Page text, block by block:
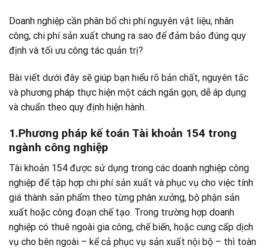
Doanh nghiệp cần phân bổ chi phí nguyên vật liệu, nhân
công, chi phí sản xuất chung ra sao để đảm bảo đúng quy
định và tối ưu công tác quản trị?
Bài viết dưới đây sẽ giúp bạn hiểu rõ bản chất, nguyên tắc
và phương pháp thực hiện một cách ngắn gọn, dễ áp dụng
và chuẩn theo quy định hiện hành.
1.Phương pháp kế toán Tài khoản 154 trong
ngành công nghiệp
Tài khoản 154 được sử dụng trong các doanh nghiệp công
nghiệp để tập hợp chi phí sản xuất và phục vụ cho việc tính
giá thành sản phẩm theo từng phân xưởng, bộ phận sản
xuất hoặc công đoạn chế tạo. Trong trường hợp doanh
nghiệp có thuê ngoài gia công, chế biến, hoặc cung cấp dịch
vụ cho bên ngoài – kể cả phục vụ sản xuất nội bộ – thì toàn